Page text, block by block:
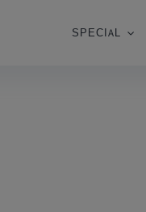
SPECIAL